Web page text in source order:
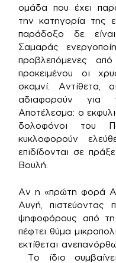
ομάδα που έχει
την κατηγορία της
παράδοξο δε
Σαμαράς
προβλεπόμενες
προκειμένου οι
σκαμνί. Αντίθετα,
αδιαφορούν για
Αποτέλεσμα: ο
δολοφόνοι του
κυκλοφορούν
επιδίδονται σε
Βουλή.
Αν η «πρώτη φορά
Αυγή, πιστεύοντας
ψηφοφόρους από
πέφτει θύμα
εκτίθεται
Το ίδιο